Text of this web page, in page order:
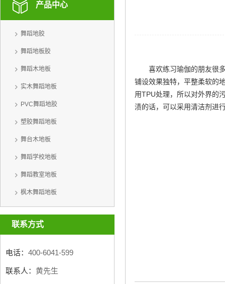
产品中心
舞蹈地胶
舞蹈地板胶
舞蹈木地板
实木舞蹈地板
PVC舞蹈地胶
塑胶舞蹈地板
舞台木地板
舞蹈学校地板
舞蹈教室地板
枫木舞蹈地板
联系方式
电话： 400-6041-599
联系人： 黄先生
喜欢练习瑜伽的朋友很
铺设效果独特，平整柔软的
用TPU处理，所以对外界的
渍的话，可以采用清洁剂进